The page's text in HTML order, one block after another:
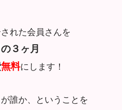
れた会員さんを
３ヶ月
無料にします！
誰か、ということを